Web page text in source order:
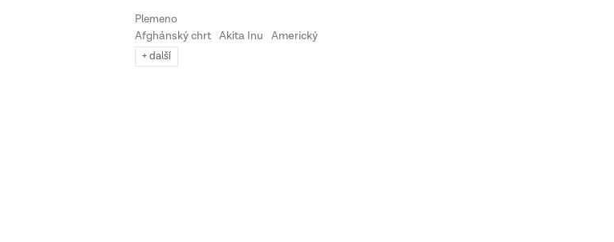
Afghánský chrt Akita Inu Americký buldok
+ další